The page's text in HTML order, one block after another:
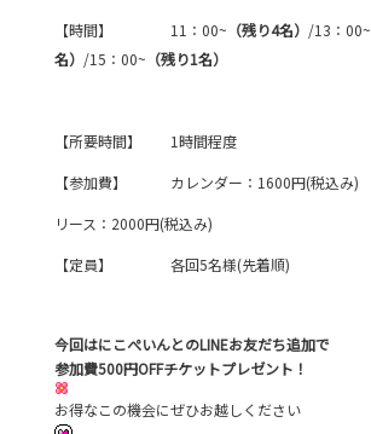
【時間】 11：00~ （残り4名） /13：00~
名） /15：00~ （残り1名）
【所要時間】 1時間程度
【参加費】 カレンダー：1600円(税込み)
リース：2000円(税込み)
【定員】 各回5名様(先着順)
今回はにこぺいんとのLINEお友だち追加で
参加費500円OFFチケットプレゼント！
お得なこの機会にぜひお越しください